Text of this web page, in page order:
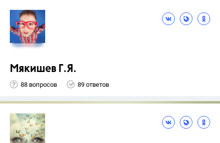
Мякишев Г.Я.
88 вопросов 89 ответов